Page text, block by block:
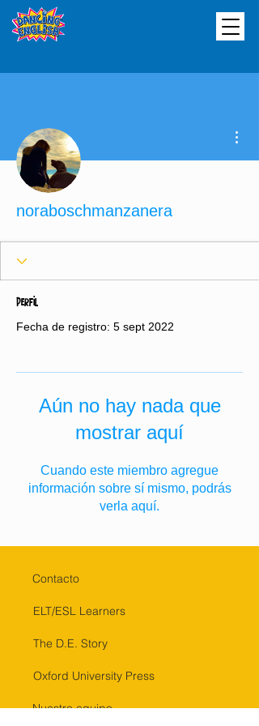
noraboschmanzanera
Perfil
Fecha de registro: 5 sept 2022
Aún no hay nada que
mostrar aquí
Cuando este miembro agregue
información sobre sí mismo, podrás
verla aquí.
Contacto
ELT/ESL Learners
The D.E. Story
Oxford University Press
Nuestro equipo